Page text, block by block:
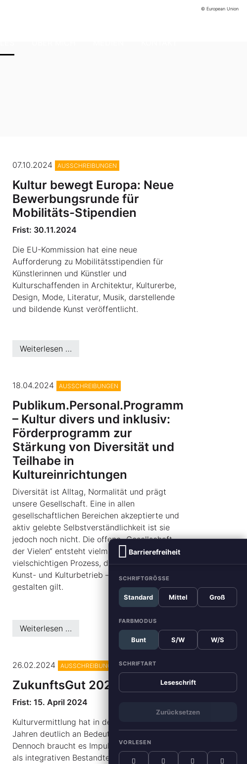
Barrierefreiheit
SCHRIFTGRÖSSE
Standard Mittel Groß
FARBMODUS
Bunt S/W W/S
SCHRIFTART
Leseschrift
Zurücksetzen
VORLESEN
© European Union
07.10.2024 AUSSCHREIBUNGEN
Kultur bewegt Europa: Neue
Bewerbungsrunde für
Mobilitäts-Stipendien
Frist: 30.11.2024
Die EU-Kommission hat eine neue
Aufforderung zu Mobilitätsstipendien für
Künstlerinnen und Künstler und
Kulturschaffenden in Architektur, Kulturerbe,
Design, Mode, Literatur, Musik, darstellende
und bildende Kunst veröffentlicht.
Weiterlesen …
18.04.2024 AUSSCHREIBUNGEN
Publikum.Personal.Programm
– Kultur divers und inklusiv:
Förderprogramm zur
Stärkung von Diversität und
Teilhabe in
Kultureinrichtungen
Diversität ist Alltag, Normalität und prägt
unsere Gesellschaft. Eine in allen
gesellschaftlichen Bereichen akzeptierte und
aktiv gelebte Selbstverständlichkeit ist sie
jedoch noch nicht. Die offene „Gesellschaft
der Vielen“ entsteht vielmehr in einem
vielschichtigen Prozess, den es – auch im
Kunst- und Kulturbetrieb – zu fördern und zu
gestalten gilt.
Weiterlesen …
26.02.2024 AUSSCHREIBUNGEN
ZukunftsGut 2024
Frist: 15. April 2024
Kulturvermittlung hat in den vergangenen
Jahren deutlich an Bedeutung gewonnen.
Dennoch braucht es Impulse, um Vermittlung
als integrativen Bestandteil der